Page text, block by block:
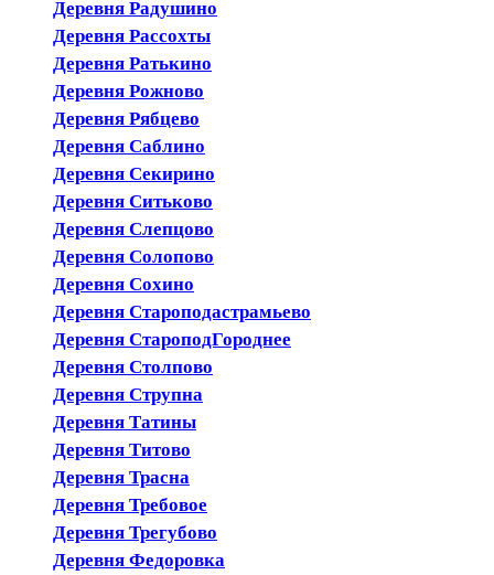
Деревня Радушино
Деревня Рассохты
Деревня Ратькино
Деревня Рожново
Деревня Рябцево
Деревня Саблино
Деревня Секирино
Деревня Ситьково
Деревня Слепцово
Деревня Солопово
Деревня Сохино
Деревня Староподастрамьево
Деревня СтароподГороднее
Деревня Столпово
Деревня Струпна
Деревня Татины
Деревня Титово
Деревня Трасна
Деревня Требовое
Деревня Трегубово
Деревня Федоровка